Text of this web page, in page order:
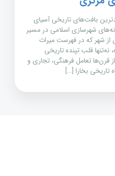
بافت‌های تاریخی آسیای
شهرسازی اسلامی در مسیر
شهر که در فهرست میراث
قلب تپنده تاریخی
قرن‌ها تعامل فرهنگی، تجاری و
تاریخی بخارا […]